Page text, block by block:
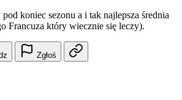
koniec sezonu a i tak najlepsza średnia
Francuza który wiecznie się leczy).
Zgłoś